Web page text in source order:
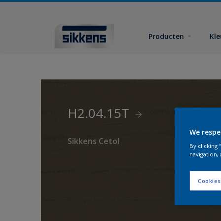
Producten
H2.04.15T
Sikkens Cetol
We
By clicking
navigation,